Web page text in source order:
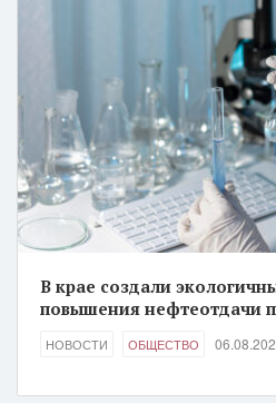
В крае создали
повышения нефтеотдачи
НОВОСТИ ОБЩЕСТВО